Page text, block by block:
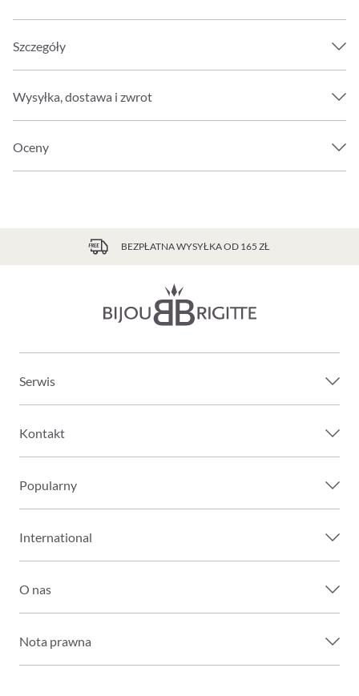
Szczegóły
Wysyłka, dostawa i zwrot
Oceny
BEZPŁATNA WYSYŁKA OD 165 ZŁ
Serwis
Kontakt
Popularny
International
O nas
Nota prawna